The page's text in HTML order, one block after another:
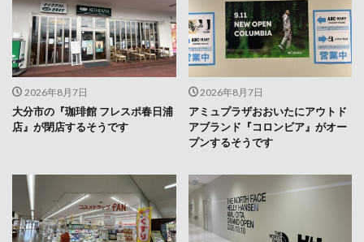
2026年8月7日
大分市の『珈琲館 フレスポ春日浦
店』が閉店するそうです
2026年8月7日
アミュプラザおおいたにアウトド
アブランド『コロンビア』がオー
プンするそうです